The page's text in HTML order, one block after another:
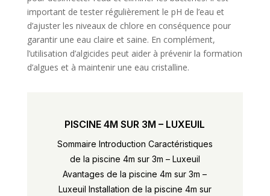
important de tester régulièrement le pH de l’eau et
d’ajuster les niveaux de chlore en conséquence pour
garantir une eau claire et saine. En complément,
l’utilisation d’algicides peut aider à prévenir la formation
d’algues et à maintenir une eau cristalline.
PISCINE 4M SUR 3M – LUXEUIL
Sommaire Introduction Caractéristiques
de la piscine 4m sur 3m – Luxeuil
Avantages de la piscine 4m sur 3m –
Luxeuil Installation de la piscine 4m sur